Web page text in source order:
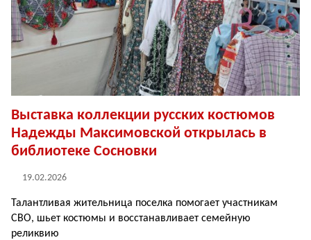
Выставка коллекции русских костюмов
Надежды Максимовской открылась в
библиотеке Сосновки
19.02.2026
Талантливая жительница поселка помогает участникам
СВО, шьет костюмы и восстанавливает семейную
реликвию